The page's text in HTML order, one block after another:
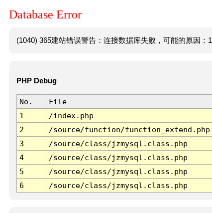
Database Error
(1040) 365建站错误警告：连接数据库失败，可能的原因：
PHP Debug
No. File
1
/index.php
2
/source/function/function_extend.php
3
/source/class/jzmysql.class.php
4
/source/class/jzmysql.class.php
5
/source/class/jzmysql.class.php
6
/source/class/jzmysql.class.php